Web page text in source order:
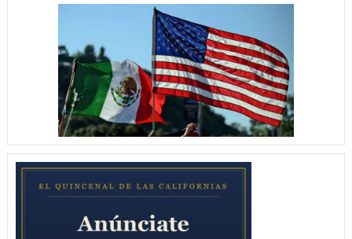
para
lectura
la
Feria
Yucatán
Xmatkuil
2022